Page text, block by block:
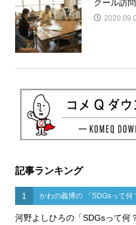
クール訪問
記事ランキング
1 かわの義博の 「SDGsって何
河野よしひろの「SDGsって何